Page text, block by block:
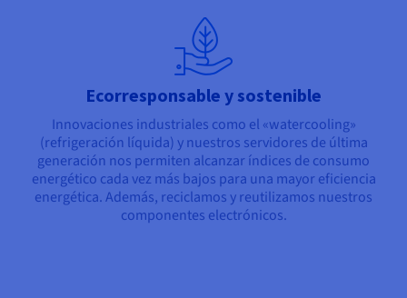
Ecorresponsable y sostenible
Innovaciones industriales como el «watercooling»
(refrigeración líquida) y nuestros servidores de última
generación nos permiten alcanzar índices de consumo
energético cada vez más bajos para una mayor eficiencia
energética. Además, reciclamos y reutilizamos nuestros
componentes electrónicos.